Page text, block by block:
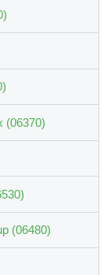
(06370)
(06480)